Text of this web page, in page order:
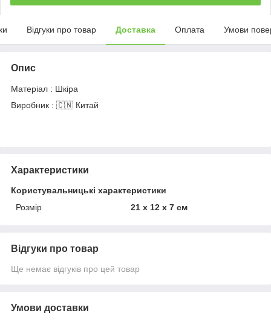
Відгуки про товар Доставка Оплата Умови
Опис
Матеріал : Шкіра
Виробник : 🇨🇳 Китай
Характеристики
Користувальницькі характеристики
Розмір
21 х 12 х 7 см
Відгуки про товар
Ще немає відгуків про цей товар
Умови доставки